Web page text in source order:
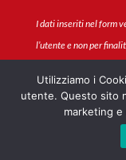
I dati inseriti nel form
l’utente e non per
Utilizziamo i
utente. Questo sito
marketing